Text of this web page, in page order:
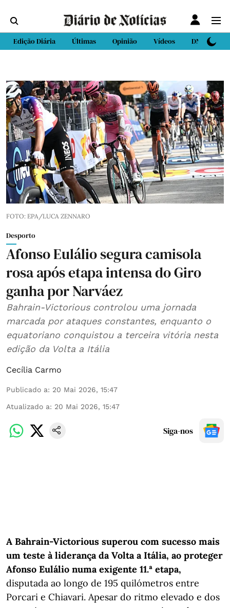
Edição Diária Últimas Opinião Vídeos DN Sport
FOTO: EPA/LUCA ZENNARO
Desporto
Afonso Eulálio segura camisola
rosa após etapa intensa do Giro
ganha por Narváez
Bahrain-Victorious controlou uma jornada
marcada por ataques constantes, enquanto o
equatoriano conquistou a terceira vitória nesta
edição da Volta a Itália
Cecília Carmo
Publicado a: 20 Mai 2026, 15:47
Atualizado a: 20 Mai 2026, 15:47
Siga-nos
A Bahrain-Victorious superou com sucesso mais
um teste à liderança da Volta a Itália, ao proteger
Afonso Eulálio numa exigente 11.ª etapa,
disputada ao longo de 195 quilómetros entre
Porcari e Chiavari. Apesar do ritmo elevado e dos